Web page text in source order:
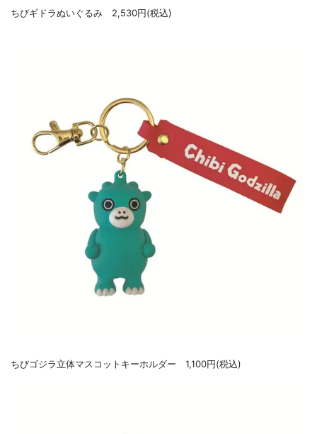
ちびギドラぬいぐるみ 2,530円(税込)
ちびゴジラ立体マスコットキーホルダー 1,100円(税込)